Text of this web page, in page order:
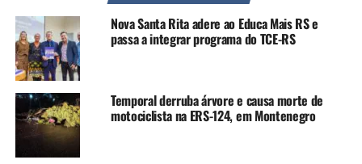
Nova Santa Rita adere ao Educa Mais RS e
passa a integrar programa do TCE-RS
Temporal derruba árvore e causa morte de
motociclista na ERS-124, em Montenegro